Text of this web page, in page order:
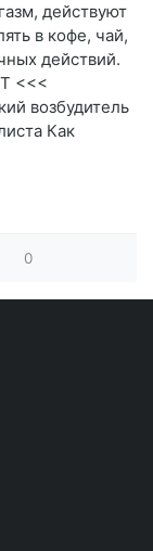
действуют
в кофе, чай,
действий.
<<<
возбудитель
Как
0